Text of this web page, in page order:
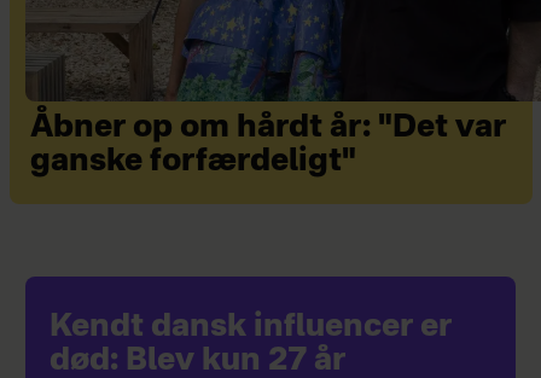
Åbner op om hårdt år: "Det var
ganske forfærdeligt"
Kendt dansk influencer er
død: Blev kun 27 år